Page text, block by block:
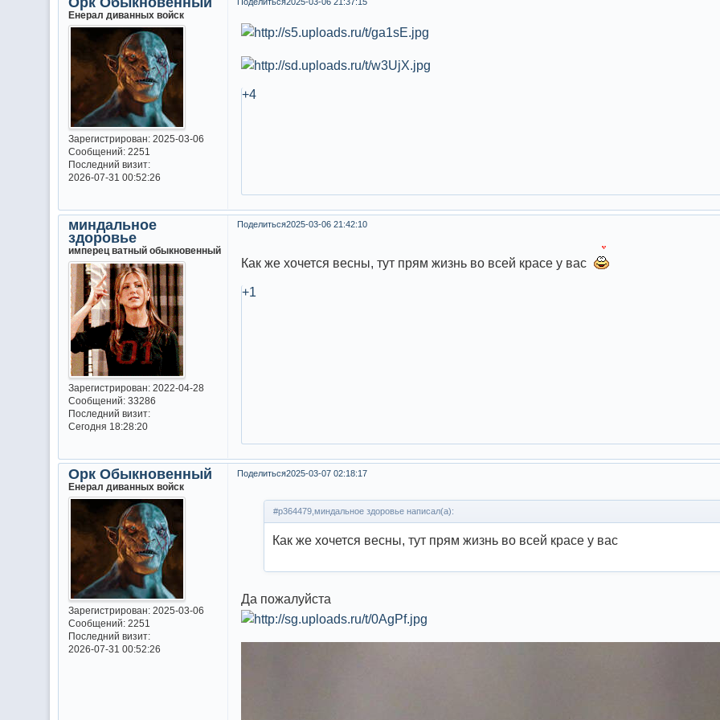
Енерал диванных войск
Зарегистрирован: 2025-03-06
Сообщений:2251
Последний визит:
2026-07-31 00:52:26
+4
Поделиться2025-03-06 21:42:10
миндальное
здоровье
имперец ватный обыкновенный
Зарегистрирован: 2022-04-28
Сообщений:33286
Последний визит:
Сегодня 18:28:20
Как же хочется весны, тут прям жизнь во всей красе у вас
+1
Поделиться2025-03-07 02:18:17
Орк Обыкновенный
Енерал диванных войск
Зарегистрирован: 2025-03-06
Сообщений:2251
Последний визит:
2026-07-31 00:52:26
#p364479,миндальное здоровье написал(а):
Как же хочется весны, тут прям жизнь во всей красе у вас
Да пожалуйста